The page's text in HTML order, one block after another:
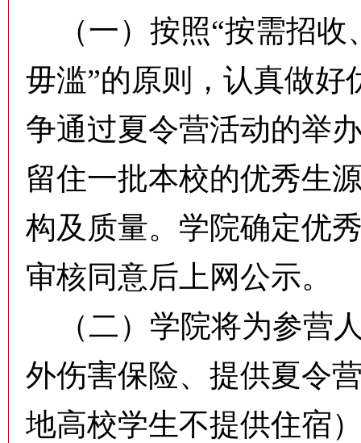
（一）按照“按需招收
毋滥”的原则，认真做
争通过夏令营活动的举
留住一批本校的优秀生
构及质量。学院确定优
审核同意后上网公示。
（二）学院将为参营
外伤害保险、提供夏令
地高校学生不提供住宿